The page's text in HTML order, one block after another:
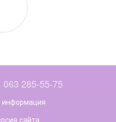
063 285-55-75
информация
сайта